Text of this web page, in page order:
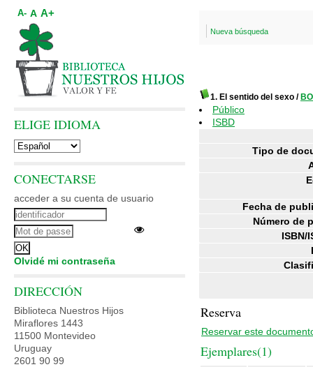
Nueva búsqueda
1. El sentido del sexo /
Público
ISBD
Tipo de
Fecha de
Número de
ISBN/
Reserva
Reservar este
Ejemplares(1)
A- A A+
ELIGE IDIOMA
CONECTARSE
acceder a su cuenta de usuario
Olvidé mi contraseña
DIRECCIÓN
Biblioteca Nuestros Hijos
Miraflores 1443
11500 Montevideo
Uruguay
2601 90 99